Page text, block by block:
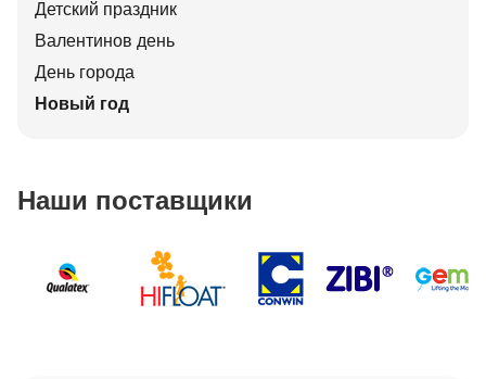
Детский праздник
Валентинов день
День города
Новый год
Наши поставщики